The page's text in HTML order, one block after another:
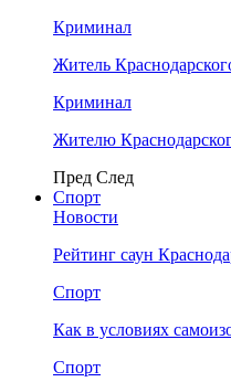
Криминал
Житель
Криминал
Жителю
Пред След
Спорт
Новости
Рейтинг саун
Спорт
Как в условиях
Спорт